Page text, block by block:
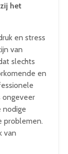
het
en stress
van
slechts
en
ongeveer
nodige
problemen.
van